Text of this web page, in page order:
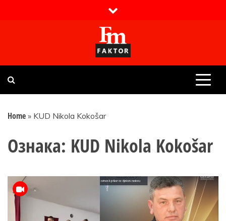
Faktor magazin
Uvijek presudan
Home » KUD Nikola Kokošar
Ознака: KUD Nikola Kokošar